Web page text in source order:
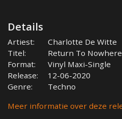
Details
Artiest:
Charlotte De Witte
Titel:
Return To Nowhere
Format:
Vinyl Maxi-Single
Release:
12-06-2020
Genre:
Techno
Meer informatie over deze